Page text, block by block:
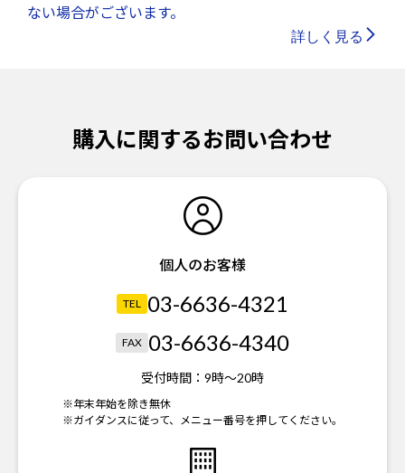
ない場合がございます。
詳しく見る
購入に関するお問い合わせ
個人のお客様
TEL 03-6636-4321
FAX 03-6636-4340
受付時間： 9時～20時
※年末年始を除き無休
※ガイダンスに従って、メニュー番号を押してください。